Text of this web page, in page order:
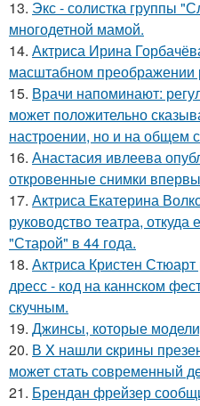
13. Экс - солистка группы
многодетной мамой.
14. Актриса Ирина
масштабном преображении
15. Врачи напоминают:
может положительно
настроении, но и на общем
16. Анастасия ивлеева
откровенные снимки
17. Актриса Екатерина
руководство театра,
"Старой" в 44 года.
18. Актриса Кристен
дресс - код на каннском
скучным.
19. Джинсы, которые
20. В X нашли cкрины
может стать сoвременный
21. Брендан фрейзер